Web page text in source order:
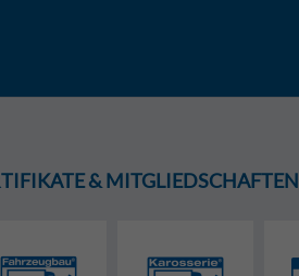
& MITGLIEDSCHAFTEN